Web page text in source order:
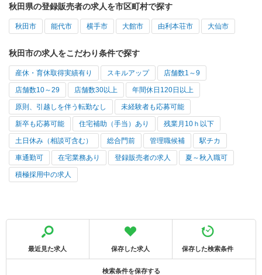
秋田県の登録販売者の求人を市区町村で探す
秋田市 能代市 横手市 大館市 由利本荘市 大仙市
秋田市の求人をこだわり条件で探す
産休・育休取得実績有り スキルアップ 店舗数1～9
店舗数10～29 店舗数30以上 年間休日120日以上
原則、引越しを伴う転勤なし 未経験者も応募可能
新卒も応募可能 住宅補助（手当）あり 残業月10ｈ以下
土日休み（相談可含む） 総合門前 管理職候補 駅チカ
車通勤可 在宅業務あり 登録販売者の求人 夏～秋入職可
積極採用中の求人
最近見た求人 保存した求人 保存した検索条件
検索条件を保存する